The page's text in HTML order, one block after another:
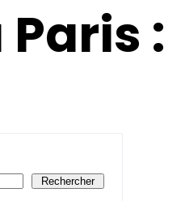
:
Rechercher